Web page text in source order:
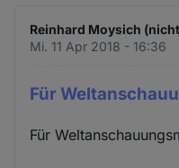
Reinhard Moysich
Mi. 11 Apr 2018 - 16:36
Für
Für